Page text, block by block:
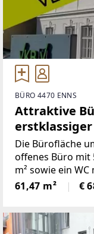
BÜRO 4470 ENNS
Attraktive
Die Bürofläche
offenes Büro mit
m² sowie ein
eine
Gehminuten
61,47 m² €